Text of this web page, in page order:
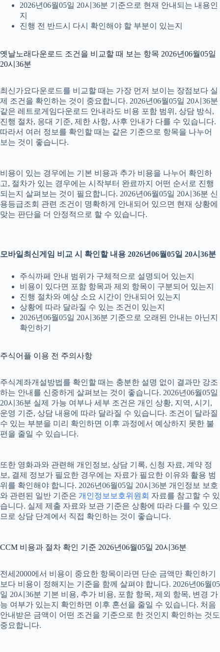
2026년06월05일 20시36분 기준으로 현재 안내되는 내용인
지
진행 전 반드시 다시 확인해야 할 부분이 있는지
옛날노래다운로드 조건을 비교할 때 보는 항목 2026년06월05일
20시36분
최신가요다운로드를 비교할 때는 가장 먼저 보이는 장점보다 실
제 조건을 확인하는 것이 중요합니다. 2026년06월05일 20시36분
같은 레트로게임다운로드 안내라도 비용 포함 범위, 상담 방식,
진행 절차, 응대 기준, 제한 사항, 사후 안내가 다를 수 있습니다.
따라서 여러 정보를 확인할 때는 같은 기준으로 항목을 나누어
보는 것이 좋습니다.
비용이 있는 경우에는 기본 비용과 추가 비용을 나누어 확인하
고, 절차가 있는 경우에는 시작부터 완료까지 어떤 순서로 진행
되는지 살펴보는 것이 필요합니다. 2026년06월05일 20시36분 신
용등급조회 관련 조건이 명확하게 안내되어 있으면 현재 상황에
맞는 판단을 더 안정적으로 할 수 있습니다.
모바일최신게임 비교 시 확인할 내용 2026년06월05일 20시36분
주식까페 안내 범위가 구체적으로 설명되어 있는지
비용이 있다면 포함 항목과 제외 항목이 구분되어 있는지
진행 절차와 예상 소요 시간이 안내되어 있는지
상황에 따라 달라질 수 있는 조건이 있는지
2026년06월05일 20시36분 기준으로 오래된 안내는 아닌지
확인하기
주식어플 이용 전 주의사항
주식계좌개설방법를 확인할 때는 충분한 설명 없이 결과만 강조
하는 안내를 신중하게 살펴보는 것이 좋습니다. 2026년06월05일
20시36분 실제 가능 여부나 세부 조건은 개인 상황, 지역, 시기,
운영 기준, 상담 내용에 따라 달라질 수 있습니다. 조건이 달라질
수 있는 부분을 미리 확인하면 이후 과정에서 예상하지 못한 불
편을 줄일 수 있습니다.
또한 영화과와 관련해 개인정보, 상담 기록, 신청 자료, 계약 정
보, 결제 정보가 필요한 경우에는 자료가 필요한 이유와 활용 범
위를 확인해야 합니다. 2026년06월05일 20시36분 개인정보 보호
와 관련된 일반 기준은 개인정보보호위원회 자료를 참고할 수 있
습니다. 실제 제출 자료와 보관 기준은 상황에 따라 다를 수 있으
므로 상담 단계에서 직접 확인하는 것이 좋습니다.
CCM 비용과 절차 확인 기준 2026년06월05일 20시36분
전세2000에서 비용이 중요한 항목이라면 단순 금액만 확인하기
보다 비용이 정해지는 기준을 함께 살펴야 합니다. 2026년06월05
일 20시36분 기본 비용, 추가 비용, 포함 항목, 제외 항목, 변경 가
능 여부가 있는지 확인하면 이후 혼선을 줄일 수 있습니다. 처음
안내받은 금액이 어떤 조건을 기준으로 한 것인지 확인하는 것도
중요합니다.